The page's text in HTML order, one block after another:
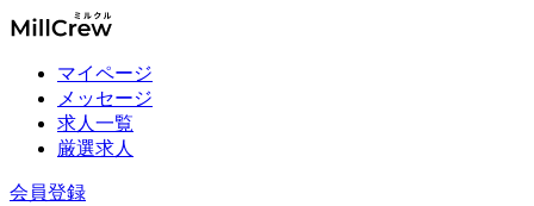
マイページ
メッセージ
求人一覧
厳選求人
会員登録